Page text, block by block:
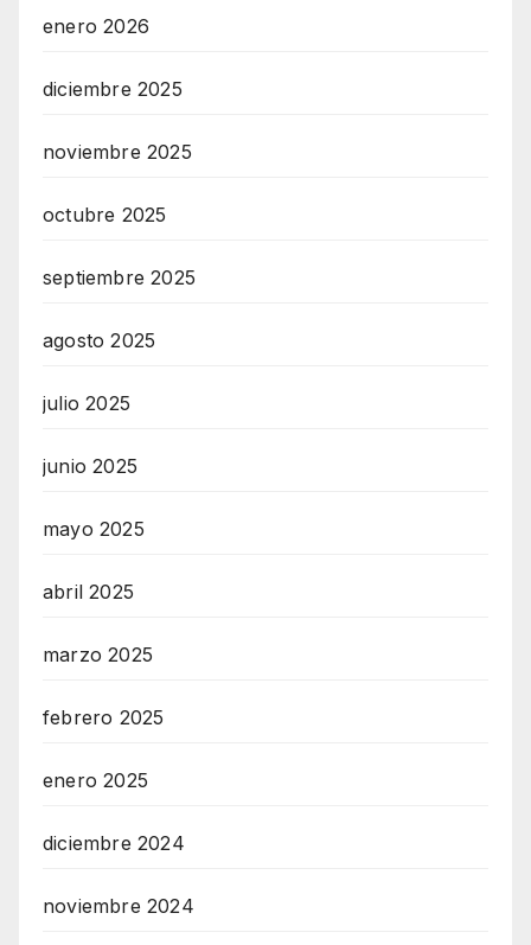
enero 2026
diciembre 2025
noviembre 2025
octubre 2025
septiembre 2025
agosto 2025
julio 2025
junio 2025
mayo 2025
abril 2025
marzo 2025
febrero 2025
enero 2025
diciembre 2024
noviembre 2024